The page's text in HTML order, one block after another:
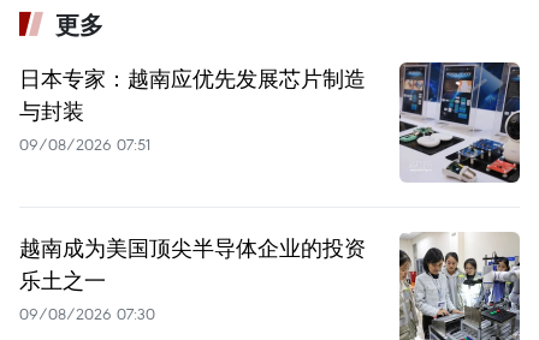
更多
日本专家：越南应优先发展芯片制造
与封装
09/08/2026 07:51
越南成为美国顶尖半导体企业的投资
乐土之一
09/08/2026 07:30